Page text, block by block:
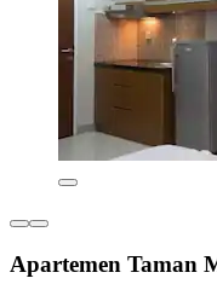
Apartemen Taman